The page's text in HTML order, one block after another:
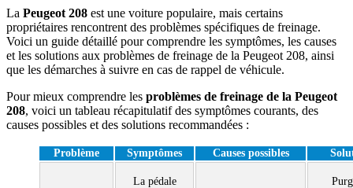
La Peugeot 208 est une voiture populaire, mais certains
propriétaires rencontrent des problèmes spécifiques de freinage.
Voici un guide détaillé pour comprendre les symptômes, les causes
et les solutions aux problèmes de freinage de la Peugeot 208, ainsi
que les démarches à suivre en cas de rappel de véhicule.
Pour mieux comprendre les problèmes de freinage de la Peugeot
208, voici un tableau récapitulatif des symptômes courants, des
causes possibles et des solutions recommandées :
Problème Symptômes Causes possibles
La pédale